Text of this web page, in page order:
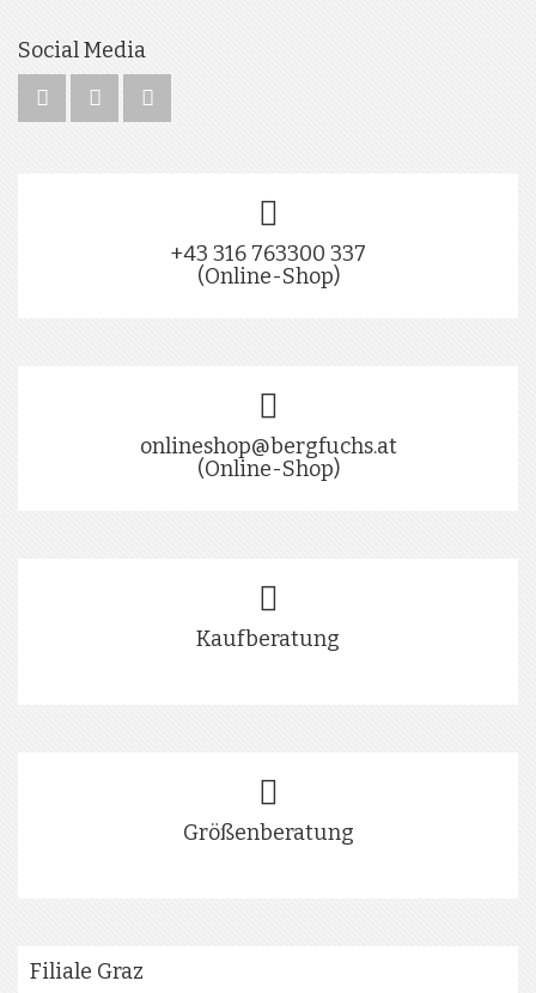
Social Media
+43 316 763300 337
(Online-Shop)
onlineshop@bergfuchs.at
(Online-Shop)
Kaufberatung
Größenberatung
Filiale Graz